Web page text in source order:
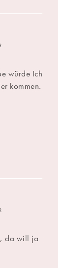
würde Ich
kommen.
da will ja